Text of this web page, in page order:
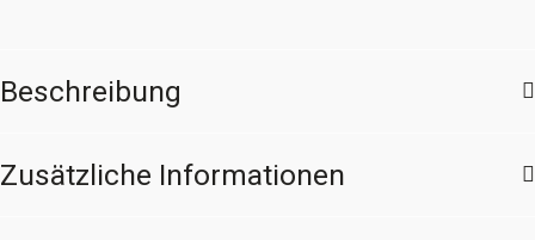
Beschreibung
Zusätzliche Informationen